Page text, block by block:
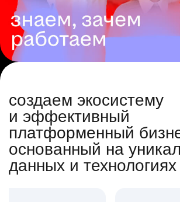
создаем экосистему
и эффективный
платформенный
основанный на
данных и технологиях